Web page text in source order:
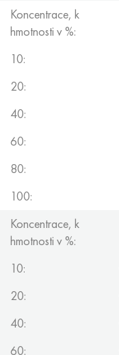
Koncentrace, k
hmotnosti v %:
10:
20:
40:
60:
80:
100:
Koncentrace, k
hmotnosti v %:
10:
20:
40:
60: